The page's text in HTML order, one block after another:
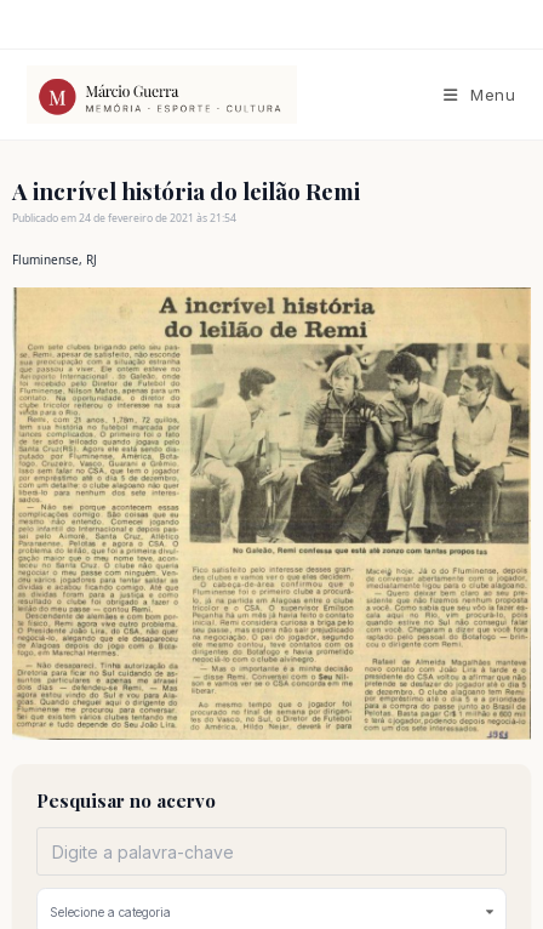
conteúdo
Menu
A incrível história do leilão Remi
Publicado em 24 de fevereiro de 2021 às 21:54
Fluminense, RJ
Pesquisar no acervo